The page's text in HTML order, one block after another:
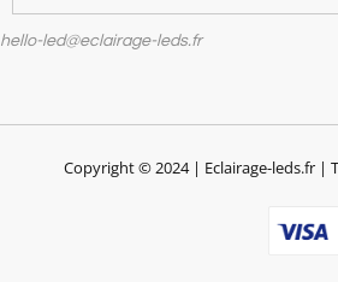
hello-led@eclairage-leds.fr
Copyright © 2024 | Eclairage-leds.fr |